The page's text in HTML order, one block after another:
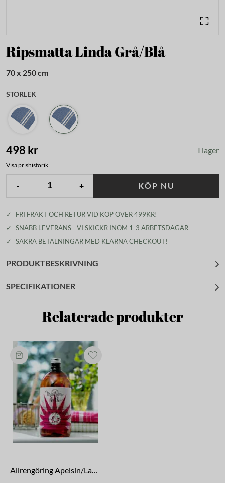
Ripsmatta Linda Grå/Blå
70 x 250 cm
STORLEK
498 kr I lager
Visa prishistorik
- + KÖP NU
✓
FRI FRAKT OCH RETUR VID KÖP ÖVER 499KR!
✓
SNABB LEVERANS - VI SKICKR INOM 1-3 ARBETSDAGAR
✓
SÄKRA BETALNINGAR MED KLARNA CHECKOUT!
PRODUKTBESKRIVNING
SPECIFIKATIONER
Relaterade produkter
Allrengöring Apelsin/Lavendel